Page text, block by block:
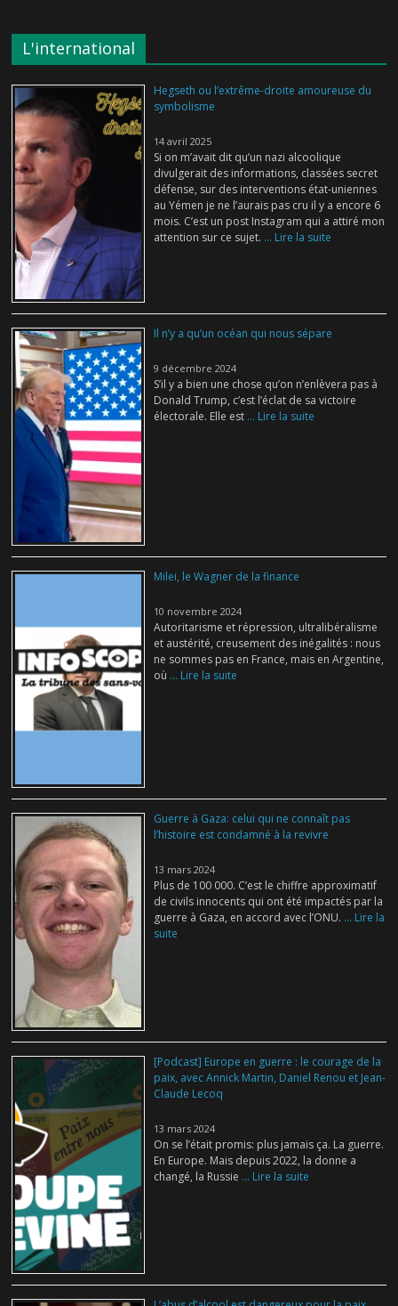
L'international
Hegseth ou l’extrême-droite amoureuse du
symbolisme
14 avril 2025
Si on m’avait dit qu’un nazi alcoolique
divulgerait des informations, classées secret
défense, sur des interventions état-uniennes
au Yémen je ne l’aurais pas cru il y a encore 6
mois. C’est un post Instagram qui a attiré mon
attention sur ce sujet. ... Lire la suite
Il n’y a qu’un océan qui nous sépare
9 décembre 2024
S’il y a bien une chose qu’on n’enlèvera pas à
Donald Trump, c’est l’éclat de sa victoire
électorale. Elle est ... Lire la suite
Milei, le Wagner de la finance
10 novembre 2024
Autoritarisme et répression, ultralibéralisme
et austérité, creusement des inégalités : nous
ne sommes pas en France, mais en Argentine,
où ... Lire la suite
Guerre à Gaza: celui qui ne connaît pas
l’histoire est condamné à la revivre
13 mars 2024
Plus de 100 000. C’est le chiffre approximatif
de civils innocents qui ont été impactés par la
guerre à Gaza, en accord avec l’ONU. ... Lire la
suite
[Podcast] Europe en guerre : le courage de la
paix, avec Annick Martin, Daniel Renou et Jean-
Claude Lecoq
13 mars 2024
On se l’était promis: plus jamais ça. La guerre.
En Europe. Mais depuis 2022, la donne a
changé, la Russie ... Lire la suite